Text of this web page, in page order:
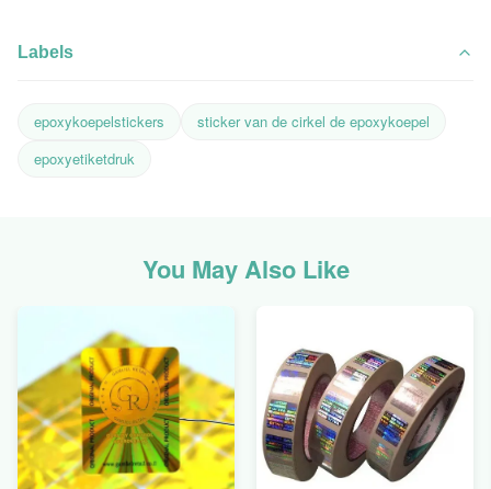
Labels
epoxykoepelstickers
sticker van de cirkel de epoxykoepel
epoxyetiketdruk
You May Also Like